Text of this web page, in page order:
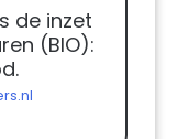
de inzet
(BIO):